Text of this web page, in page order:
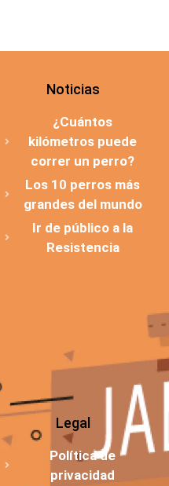
Noticias
¿Cuántos
kilómetros puede
correr un perro?
Los 10 perros más
grandes del mundo
Ir de público a la
Resistencia
Legal
Política de
privacidad